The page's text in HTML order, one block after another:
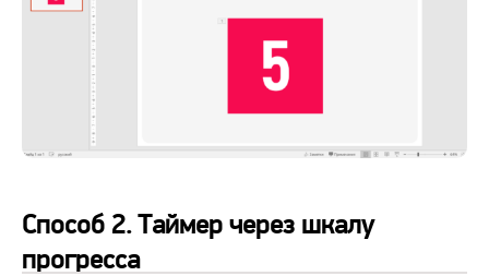
Способ 2. Таймер через шкалу
прогресса